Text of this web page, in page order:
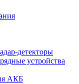
детекторы
устройства
АКБ